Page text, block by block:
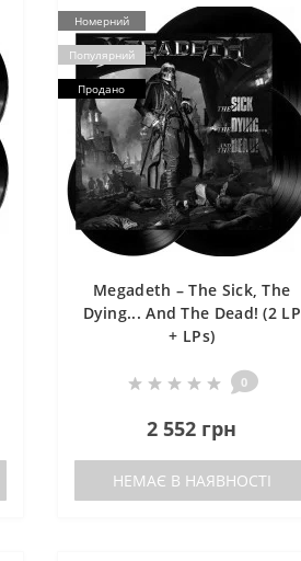
Номерний
Популярний
Продано
Megadeth – The Sick, The
Dying... And The Dead! (2 LP
+ LPs)
0
2 552 грн
НЕМАЄ В НАЯВНОСТІ